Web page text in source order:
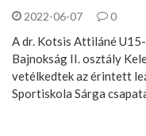
2022-06-07 0
A dr. Kotsis Attiláné
Bajnokság II. osztály
vetélkedtek az érintett
Sportiskola Sárga